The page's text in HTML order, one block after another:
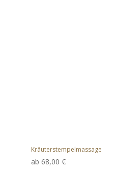
Kräuterstempelmassage
ab 68,00 €